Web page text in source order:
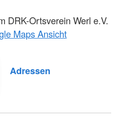
DRK-Ortsverein Werl e.V.
Maps Ansicht
Adressen